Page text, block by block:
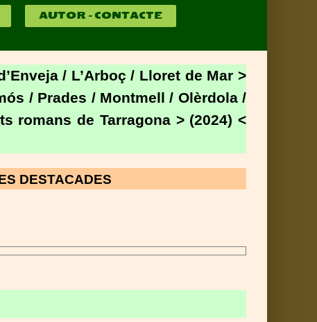
AUTOR – CONTACTE
/ L’Arboç / Lloret de Mar >
/ Prades / Montmell / Olèrdola /
romans de Tarragona > (2024) <